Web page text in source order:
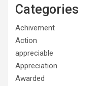
Categories
Achivement
Action
appreciable
Appreciation
Awarded